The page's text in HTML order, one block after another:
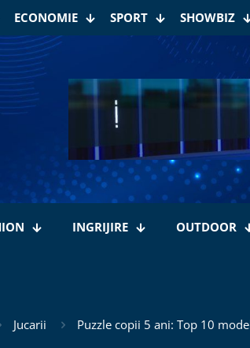
ECONOMIE SPORT SHOWBIZ
INGRIJIRE OUTDOOR
Jucarii Puzzle copii 5 ani: Top 10